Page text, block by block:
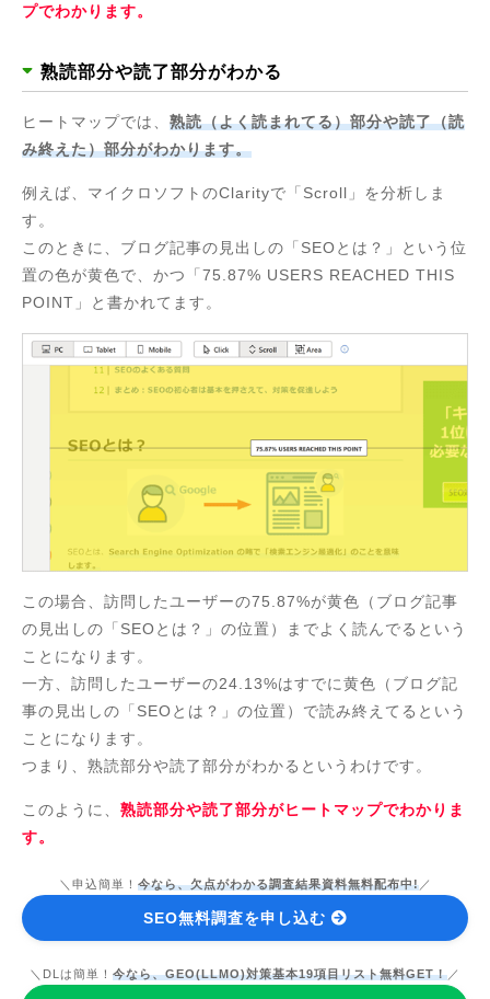
プでわかります。
熟読部分や読了部分がわかる
ヒートマップでは、 熟読（よく読まれてる）部分や読了（読
み終えた）部分がわかります。
例えば、マイクロソフトのClarityで「Scroll」を分析しま
す。
このときに、ブログ記事の見出しの「SEOとは？」という位
置の色が黄色で、かつ「75.87% USERS REACHED THIS
POINT」と書かれてます。
この場合、訪問したユーザーの75.87%が黄色（ブログ記事
の見出しの「SEOとは？」の位置）までよく読んでるという
ことになります。
一方、訪問したユーザーの24.13%はすでに黄色（ブログ記
事の見出しの「SEOとは？」の位置）で読み終えてるという
ことになります。
つまり、熟読部分や読了部分がわかるというわけです。
このように、 熟読部分や読了部分がヒートマップでわかりま
す。
＼申込簡単！ 今なら、欠点がわかる調査結果資料無料配布中!／
SEO無料調査を申し込む
＼DLは簡単！ 今なら、GEO(LLMO)対策基本19項目リスト無料GET！ ／